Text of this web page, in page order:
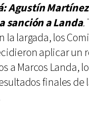
Agustín
sanción a Landa.
la largada, los
aplicar un
a Marcos Landa,
finales de